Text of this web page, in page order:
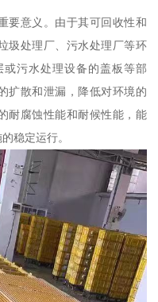
要意义。由于其可回收性和
圾处理厂、污水处理厂等环
污水处理设备的盖板等部
扩散和泄漏，降低对环境的
耐腐蚀性能和耐候性能，能
稳定运行。